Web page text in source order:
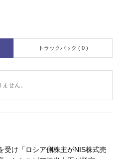
トラックバック ( 0 )
せん。
受け「ロシア側株主がNIS株式売